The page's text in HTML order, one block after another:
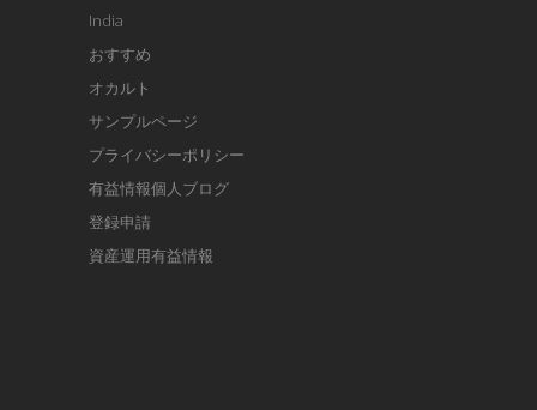
India
おすすめ
オカルト
サンプルページ
プライバシーポリシー
有益情報個人ブログ
登録申請
資産運用有益情報